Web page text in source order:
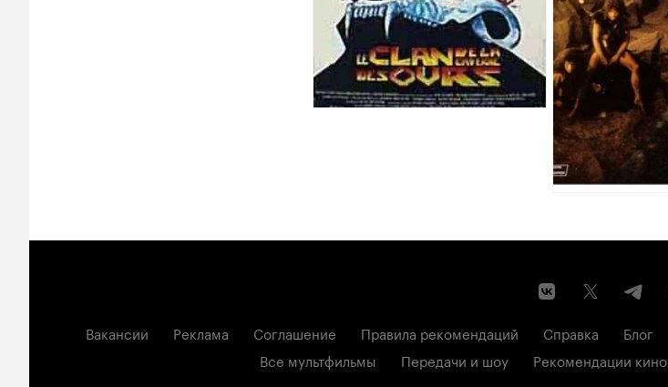
Вакансии Реклама Соглашение Правила рекомендаций Справка Блог
Все мультфильмы
Передачи и шоу Рекомендации кино